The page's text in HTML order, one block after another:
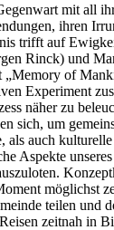
mit all
ihren
trifft auf
Rinck) und
of
Experiment
näher zu
sich, um
als auch
Aspekte
möglichst
teilen und
zeitnah in